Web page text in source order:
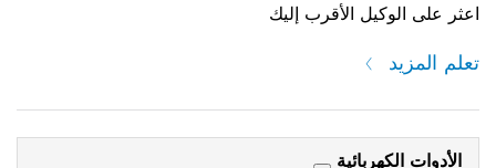
اعثر على الوكيل الأقرب إليك
تعلم المزيد
الأدوات الكهربائية